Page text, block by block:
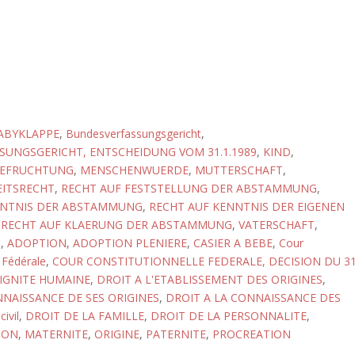
, Bundesverfassungsgericht,
ENTSCHEIDUNG VOM 31.1.1989, KIND,
, MENSCHENWUERDE, MUTTERSCHAFT,
, RECHT AUF FESTSTELLUNG DER ABSTAMMUNG,
DER ABSTAMMUNG, RECHT AUF KENNTNIS DER EIGENEN
RECHT AUF KLAERUNG DER ABSTAMMUNG, VATERSCHAFT,
, ADOPTION, ADOPTION PLENIERE, CASIER A BEBE, Cour
, COUR CONSTITUTIONNELLE FEDERALE, DECISION DU
HUMAINE, DROIT A L'ETABLISSEMENT DES ORIGINES,
DE SES ORIGINES, DROIT A LA CONNAISSANCE DES
, DROIT DE LA FAMILLE, DROIT DE LA PERSONNALITE,
, MATERNITE, ORIGINE, PATERNITE, PROCREATION